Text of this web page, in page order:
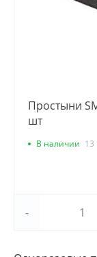
Простыни
шт
В наличии 13
-